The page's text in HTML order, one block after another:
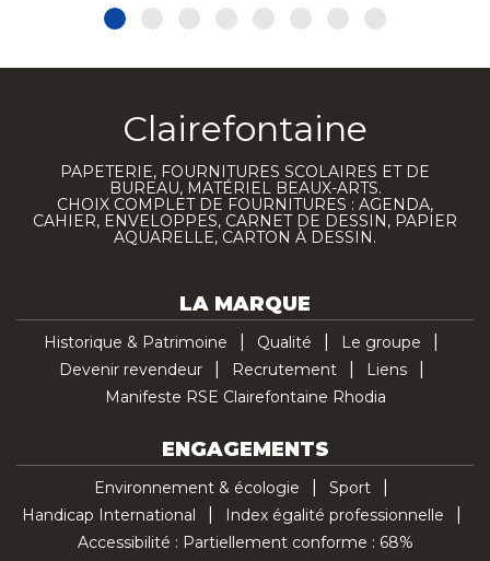
Clairefontaine
PAPETERIE, FOURNITURES SCOLAIRES ET DE
BUREAU, MATÉRIEL BEAUX-ARTS.
CHOIX COMPLET DE FOURNITURES : AGENDA,
CAHIER, ENVELOPPES, CARNET DE DESSIN, PAPIER
AQUARELLE, CARTON À DESSIN.
LA MARQUE
Historique & Patrimoine Qualité
Le groupe
Devenir revendeur
Recrutement
Liens
Manifeste RSE Clairefontaine Rhodia
ENGAGEMENTS
Environnement & écologie
Sport
Handicap International
Index égalité professionnelle
Accessibilité : Partiellement conforme : 68%